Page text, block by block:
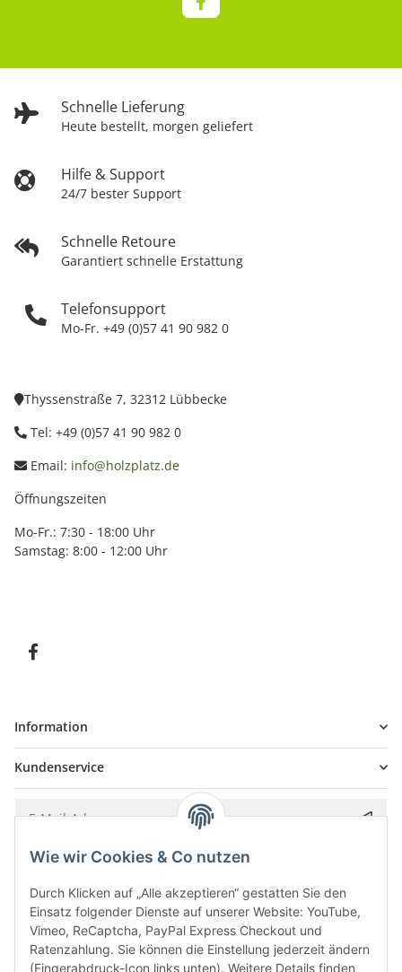
Schnelle Lieferung
Heute bestellt, morgen geliefert
Hilfe & Support
24/7 bester Support
Schnelle Retoure
Garantiert schnelle Erstattung
Telefonsupport
Mo-Fr. +49 (0)57 41 90 982 0
Thyssenstraße 7, 32312 Lübbecke
Tel: +49 (0)57 41 90 982 0
Email: info@holzplatz.de
Öffnungszeiten
Mo-Fr.: 7:30 - 18:00 Uhr
Samstag: 8:00 - 12:00 Uhr
Information
Kundenservice
Bitte senden Sie mir entsprechend IhrerDatenschutzerklärung
Wie wir Cookies & Co nutzen
Durch Klicken auf „Alle akzeptieren“ gestatten Sie den
Einsatz folgender Dienste auf unserer Website: YouTube,
Vimeo, ReCaptcha, PayPal Express Checkout und
Ratenzahlung. Sie können die Einstellung jederzeit ändern
(Fingerabdruck-Icon links unten). Weitere Details finden